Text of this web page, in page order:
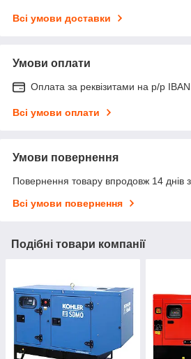
Всі умови доставки
Умови оплати
Оплата за реквізитами на р/р IBAN
Всі умови оплати
Умови повернення
Повернення товару впродовж 14 днів
Всі умови повернення
Подібні товари компанії